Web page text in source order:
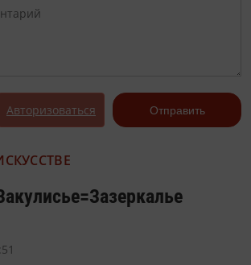
Авторизоваться Отправить